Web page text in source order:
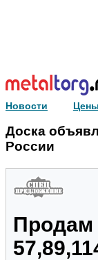
Новости Цены
Доска
России
Продам